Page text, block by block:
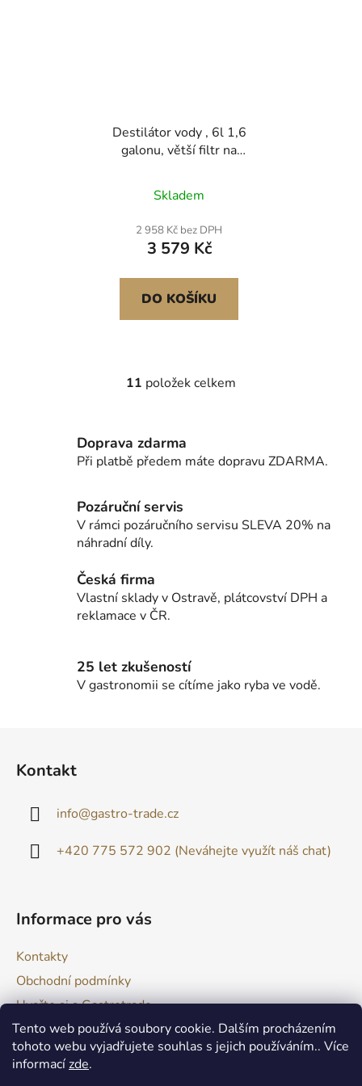
Tento web používá soubory cookie. Dalším procházením
tohoto webu vyjadřujete souhlas s jejich používáním.. Více
informacízde.
Destilátor vody , 6l 1,6
galonu, větší filtr na
stolní desku, 900W
skleněný hrnec,
nerezový vnitřní pitný
stroj na výrobu čisté
vody, stříbrný
Skladem
2 958 Kč bez DPH
3 579 Kč
DO KOŠÍKU
O
á
d
í
p
y
p
i
s
11 položek celkem
Doprava zdarma
Při platbě předem máte dopravu ZDARMA.
Pozáruční servis
V rámci pozáručního servisu SLEVA 20% na
náhradní díly.
Česká firma
Vlastní sklady v Ostravě, plátcovství DPH a
reklamace v ČR.
25 let zkušeností
V gastronomii se cítíme jako ryba ve vodě.
Kontakt
info@gastro-trade.cz
+420 775 572 902 (Neváhejte využít náš chat)
Informace pro vás
Kontakty
Obchodní podmínky
Uvařte si s Gastrotrade
Naše produkty - Tipy a triky
Reklamace zboží